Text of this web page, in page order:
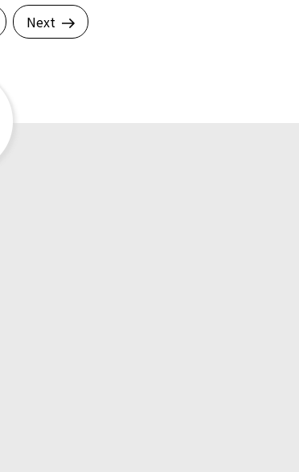
Next